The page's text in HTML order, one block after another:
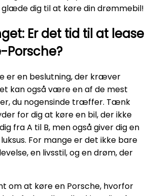
dig til at køre din drømmebil!
Er det tid til at lease
er en beslutning, der kræver
kan også være en af de mest
du nogensinde træffer. Tænk
for dig at køre en bil, der ikke
fra A til B, men også giver dig en
For mange er det ikke bare
en livsstil, og en drøm, der
om at køre en Porsche, hvorfor